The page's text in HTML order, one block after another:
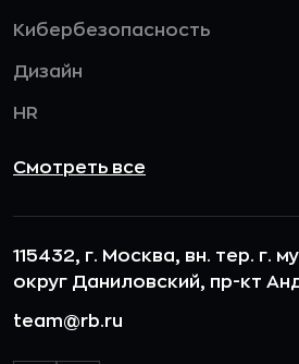
Кибербезопасность
Дизайн
HR
Смотреть все
115432, г. Москва, вн. тер. г.
округ Даниловский, пр-кт
team@rb.ru